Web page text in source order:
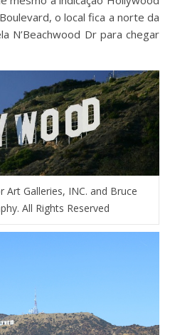
o local fica a norte da
N’Beachwood Dr para chegar
Galleries, INC. and Bruce
All Rights Reserved